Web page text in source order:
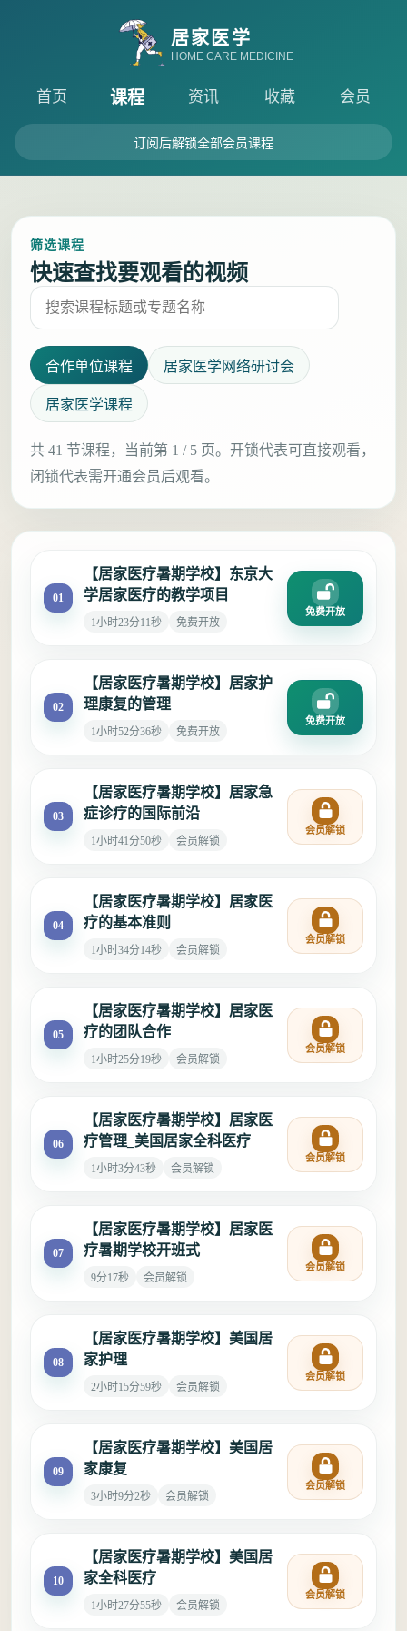
居家医学
HOME CARE MEDICINE
首页 课程 资讯 收藏 会员
订阅后解锁全部会员课程
筛选课程
快速查找要观看的视频
合作单位课程 居家医学网络研讨会
居家医学课程
共 41 节课程，当前第 1 / 5 页。开锁代表可直接观看，
闭锁代表需开通会员后观看。
01
【居家医疗暑期学校】东京大
学居家医疗的教学项目
1小时23分11秒 免费开放
免费开放
02
【居家医疗暑期学校】居家护
理康复的管理
1小时52分36秒 免费开放
免费开放
03
【居家医疗暑期学校】居家急
症诊疗的国际前沿
1小时41分50秒 会员解锁
会员解锁
04
【居家医疗暑期学校】居家医
疗的基本准则
1小时34分14秒 会员解锁
会员解锁
05
【居家医疗暑期学校】居家医
疗的团队合作
1小时25分19秒 会员解锁
会员解锁
06
【居家医疗暑期学校】居家医
疗管理_美国居家全科医疗
1小时3分43秒 会员解锁
会员解锁
07
【居家医疗暑期学校】居家医
疗暑期学校开班式
9分17秒 会员解锁
会员解锁
08
【居家医疗暑期学校】美国居
家护理
2小时15分59秒 会员解锁
会员解锁
09
【居家医疗暑期学校】美国居
家康复
3小时9分2秒 会员解锁
会员解锁
10
【居家医疗暑期学校】美国居
家全科医疗
1小时27分55秒 会员解锁
会员解锁